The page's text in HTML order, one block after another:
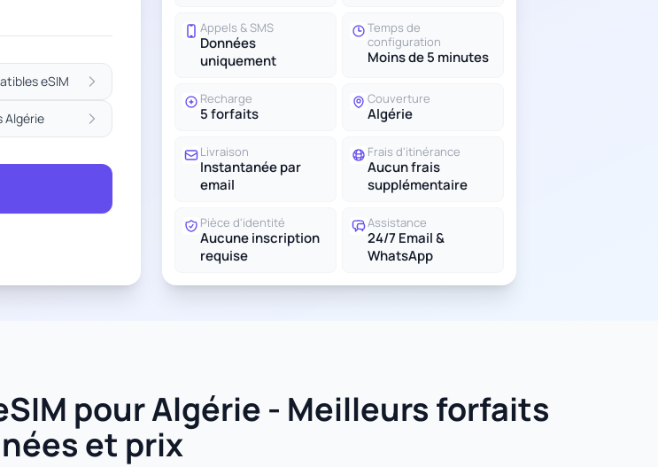
eSIM
Algérie
Appels & SMS
Données
uniquement
Temps de
configuration
Moins de 5 minutes
Recharge
5 forfaits
Couverture
Algérie
Livraison
Instantanée par
email
Frais d'itinérance
Aucun frais
supplémentaire
Pièce d'identité
Aucune inscription
requise
Assistance
24/7 Email &
WhatsApp
pour Algérie - Meilleurs forfaits
et prix